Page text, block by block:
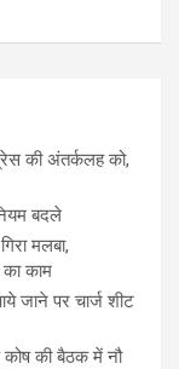
की अंतर्कलह को,
बदले
मलबा,
का काम
जाने पर चार्ज शीट
कोष की बैठक में नौ